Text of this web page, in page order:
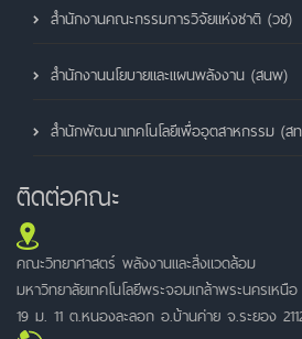
สำนักงานคณะกรรมการวิจัยแห่งชาติ (วช)
สำนักงานนโยบายและแผนพลังงาน (สนพ)
สำนักพัฒนาเทคโนโลยีเพื่ออุตสาหกรรม (ส
ติดต่อคณะ
คณะวิทยาศาสตร์ พลังงานและสิ่งแวดล้อม
มหาวิทยาลัยเทคโนโลยีพระจอมเกล้าพระนครเหนื
19 ม. 11 ต.หนองละลอก อ.บ้านค่าย จ.ระยอง